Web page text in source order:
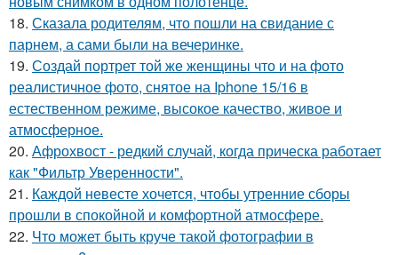
18. Сказала родителям, что пошли на свидание с
парнем, а сами были на вечеринке.
19. Создай портрет той же женщины что и на фото
реалистичное фото, снятое на Iphone 15/16 в
естественном режиме, высокое качество, живое и
атмосферное.
20. Афрохвост - редкий случай, когда прическа работает
как "Фильтр Уверенности".
21. Каждой невесте хочется, чтобы утренние сборы
прошли в спокойной и комфортной атмосфере.
22. Что может быть круче такой фотографии в